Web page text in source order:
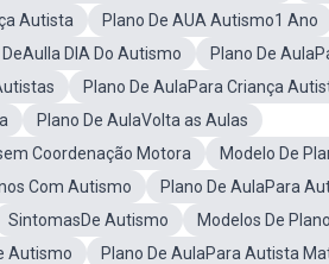
Autista
Plano De AUA Autismo1 Ano
DeAulla DIA Do Autismo
Plano De
Plano De AulaPara Criança
Plano De AulaVolta as Aulas
Coordenação Motora
Modelo De
Com Autismo
Plano De AulaPara
SintomasDe Autismo
Modelos De
Autismo
Plano De AulaPara Autista